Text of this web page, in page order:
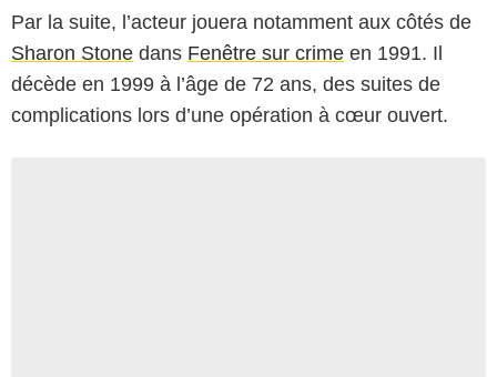
Par la suite, l’acteur jouera notamment aux côtés de
Sharon Stone dans Fenêtre sur crime en 1991. Il
décède en 1999 à l’âge de 72 ans, des suites de
complications lors d’une opération à cœur ouvert.